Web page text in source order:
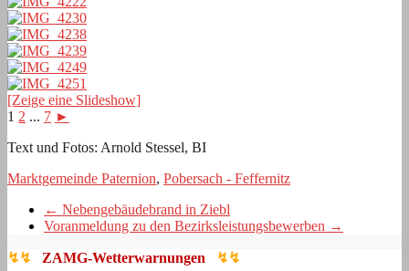
[Zeige eine Slideshow]
1 2 ... 7 ►
Text und Fotos: Arnold Stessel, BI
Marktgemeinde Paternion, Pobersach - Feffernitz
← Nebengebäudebrand in Ziebl
Voranmeldung zu den Bezirksleistungsbewerben →
↯↯ ZAMG-Wetterwarnungen ↯↯